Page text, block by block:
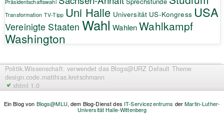
Präsidentschaftswahl
Transformation TV-Tipp Uni Halle Universität US-Kongress USA
Vereinigte Staaten Wahl Wahlen Wahlkampf
Washington
Politik.Wissenschaft. verwendet das Blogs@URZ Default Theme
design.code.matthias.kretschmann
xhtml 1.0
Ein Blog von Blogs@MLU, dem Blog-Dienst des IT-Servicezentrums derMartin-Luther-
Universität Halle-Wittenberg